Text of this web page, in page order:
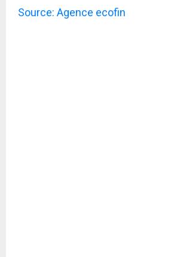
Source: Agence ecofin